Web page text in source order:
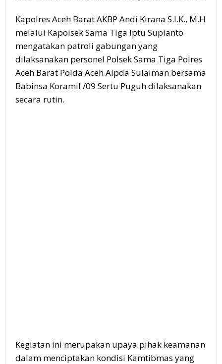
Kapolres Aceh Barat AKBP Andi Kirana S.I.K., M.H
melalui Kapolsek Sama Tiga Iptu Supianto
mengatakan patroli gabungan yang
dilaksanakan personel Polsek Sama Tiga Polres
Aceh Barat Polda Aceh Aipda Sulaiman bersama
Babinsa Koramil /09 Sertu Puguh dilaksanakan
secara rutin.
Kegiatan ini merupakan upaya pihak keamanan
dalam menciptakan kondisi Kamtibmas yang